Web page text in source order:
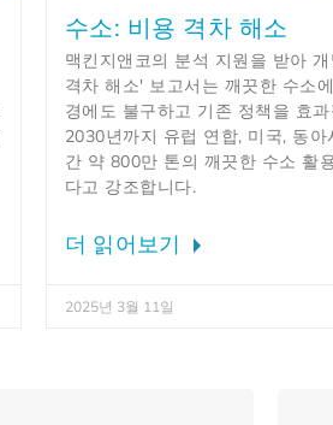
수소: 비용 격차 해소
맥킨지앤코의 분석 지원을 받아
격차 해소' 보고서는 깨끗한 수소
경에도 불구하고 기존 정책을 효
2030년까지 유럽 연합, 미국, 동아
간 약 800만 톤의 깨끗한 수소 활
다고 강조합니다.
더 읽어보기
2025년 3월 11일